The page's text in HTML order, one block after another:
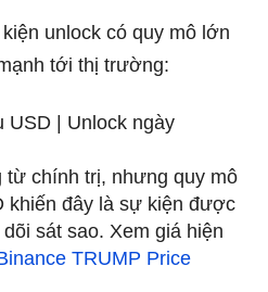
unlock có quy mô lớn
tới thị trường:
USD | Unlock ngày
từ chính trị, nhưng quy mô
khiến đây là sự kiện được
sát sao. Xem giá hiện
TRUMP Price